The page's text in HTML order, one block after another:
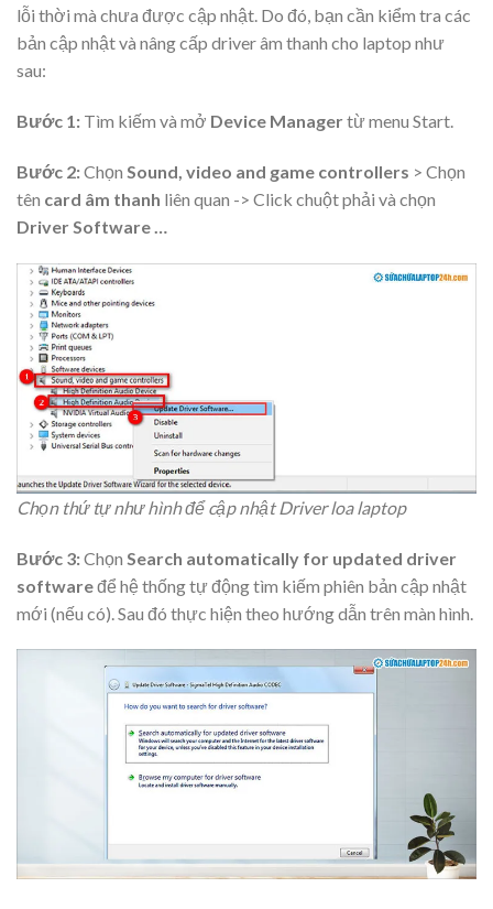
lỗi thời mà chưa được cập nhật. Do đó, bạn cần kiểm tra các
bản cập nhật và nâng cấp driver âm thanh cho laptop như
sau:
Bước 1: Tìm kiếm và mở Device Managertừ menu Start.
Bước 2:Chọn Sound, video and game controllers > Chọn
tên card âm thanh liên quan -> Click chuột phải và chọn
Driver Software …
Chọn thứ tự như hình để cập nhật Driver loa laptop
Bước 3:Chọn Search automatically for updated driver
softwaređể hệ thống tự động tìm kiếm phiên bản cập nhật
mới (nếu có). Sau đó thực hiện theo hướng dẫn trên màn hình.